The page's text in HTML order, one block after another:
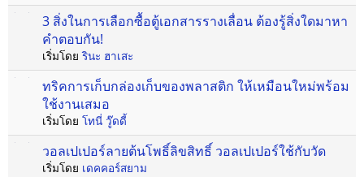
3 สิ่งในการเลือกซื้อตู้เอกสารรางเลื่อน ต้องรู้สิ่งใดมาหา
คำตอบกัน!
เริ่มโดยรินะ ฮาเสะ
ทริคการเก็บกล่องเก็บของพลาสติก ให้เหมือนใหม่พร้อม
ใช้งานเสมอ
เริ่มโดย โทนี่ วู๊ดดี้
วอลเปเปอร์ลายต้นโพธิ์ลิขสิทธิ์ วอลเปเปอร์ใช้กับวัด
เริ่มโดย เดคคอร์สยาม